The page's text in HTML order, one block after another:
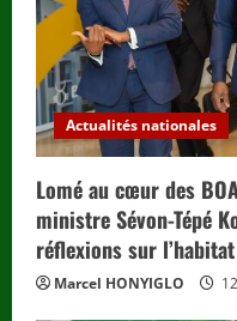
Actualités nationales
Lomé au cœur des
ministre Sévon-Tépé
réflexions sur
Marcel HONYIGLO